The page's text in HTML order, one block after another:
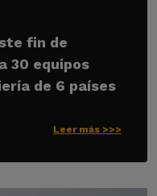
fin de
30 equipos
de 6 países
Leer más >>>